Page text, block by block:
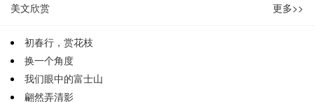
美文欣赏 更多>>
初春行，赏花枝
换一个角度
我们眼中的富士山
翩然弄清影